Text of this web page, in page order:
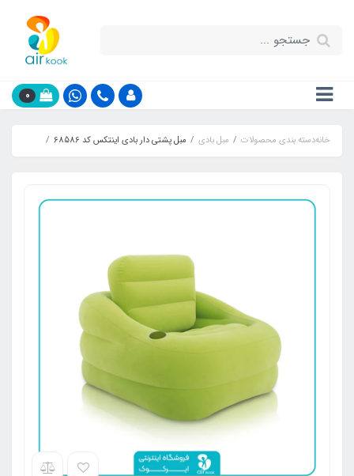
0
خانهدسته بندی محصولات مبل بادی مبل پشتی دار بادی اینتکس کد 68586